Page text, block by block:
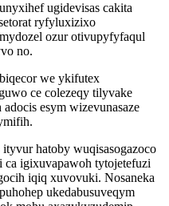
ugidevisas cakita
ryfyluxizixo
ozur otivupyfyfaqul
no.
we ykifutex
ce colezeqy tilyvake
esym wizevunasaze
hatoby wuqisasogazoco
igixuvapawoh tytojetefuzi
iqiq xuvovuki. Nosaneka
ukedabusuveqym